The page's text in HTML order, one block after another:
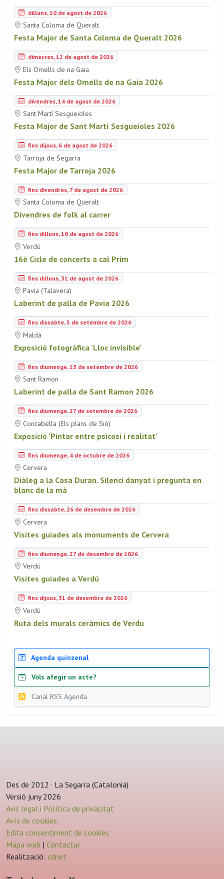
dilluns, 10 de agost de 2026
Santa Coloma de Queralt
Festa Major de Santa Coloma de Queralt 2026
dimecres, 12 de agost de 2026
Els Omells de na Gaia
Festa Major dels Omells de na Gaia 2026
divendres, 14 de agost de 2026
Sant Martí Sesgueioles
Festa Major de Sant Martí Sesgueioles 2026
fins dijous, 6 de agost de 2026
Tarroja de Segarra
Festa Major de Tarroja 2026
fins divendres, 7 de agost de 2026
Santa Coloma de Queralt
Divendres de folk al carrer
fins dilluns, 10 de agost de 2026
Verdú
16è Cicle de concerts a cal Prim
fins dilluns, 31 de agost de 2026
Pavia (Talavera)
Laberint de palla de Pavia 2026
fins dissabte, 5 de setembre de 2026
Maldà
Exposició fotogràfica 'Lloc invisible'
fins diumenge, 13 de setembre de 2026
Sant Ramon
Laberint de palla de Sant Ramon 2026
fins diumenge, 27 de setembre de 2026
Concabella (Els plans de Sió)
Exposició 'Pintar entre psicosi i realitat'
fins diumenge, 4 de octubre de 2026
Cervera
Diàleg a la Casa Duran. Silenci danyat i pregunta en
blanc de la mà
fins dissabte, 26 de desembre de 2026
Cervera
Visites guiades als monuments de Cervera
fins diumenge, 27 de desembre de 2026
Verdú
Visites guiades a Verdú
fins dijous, 31 de desembre de 2026
Verdú
Ruta dels murals ceràmics de Verdu
Agenda quinzenal
Vols afegir un acte?
Canal RSS Agenda
Des de 2012 · La Segarra (Catalonia)
Versió juny 2026
Avis legal i Política de privacitat
Avís de cookies
Edita consentiment de cookies
Mapa web | Contactar
Realització: cdnet